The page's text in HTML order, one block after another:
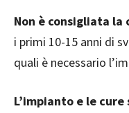
Non è consigliata
i primi 10-15 anni di
quali è necessario
L’impianto e le cure